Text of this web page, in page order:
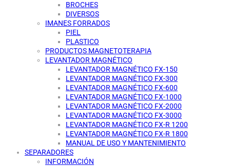
BROCHES
DIVERSOS
IMANES FORRADOS
PIEL
PLASTICO
PRODUCTOS MAGNETOTERAPIA
LEVANTADOR MAGNÉTICO
LEVANTADOR MAGNÉTICO FX-150
LEVANTADOR MAGNÉTICO FX-300
LEVANTADOR MAGNÉTICO FX-600
LEVANTADOR MAGNÉTICO FX-1000
LEVANTADOR MAGNÉTICO FX-2000
LEVANTADOR MAGNÉTICO FX-3000
LEVANTADOR MAGNÉTICO FX-R 1200
LEVANTADOR MAGNÉTICO FX-R 1800
MANUAL DE USO Y MANTENIMIENTO
SEPARADORES
INFORMACIÓN